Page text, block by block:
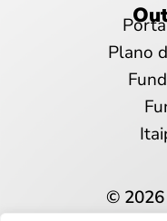
Plano
©